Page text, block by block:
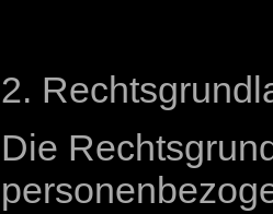
2.
Die